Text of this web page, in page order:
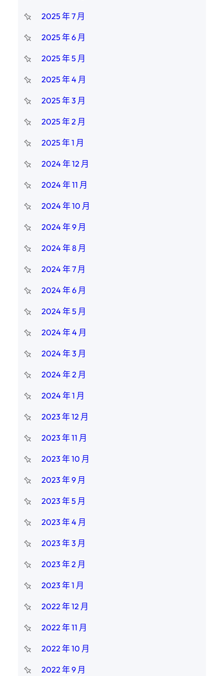
2025 年 7 月
2025 年 6 月
2025 年 5 月
2025 年 4 月
2025 年 3 月
2025 年 2 月
2025 年 1 月
2024 年 12 月
2024 年 11 月
2024 年 10 月
2024 年 9 月
2024 年 8 月
2024 年 7 月
2024 年 6 月
2024 年 5 月
2024 年 4 月
2024 年 3 月
2024 年 2 月
2024 年 1 月
2023 年 12 月
2023 年 11 月
2023 年 10 月
2023 年 9 月
2023 年 5 月
2023 年 4 月
2023 年 3 月
2023 年 2 月
2023 年 1 月
2022 年 12 月
2022 年 11 月
2022 年 10 月
2022 年 9 月